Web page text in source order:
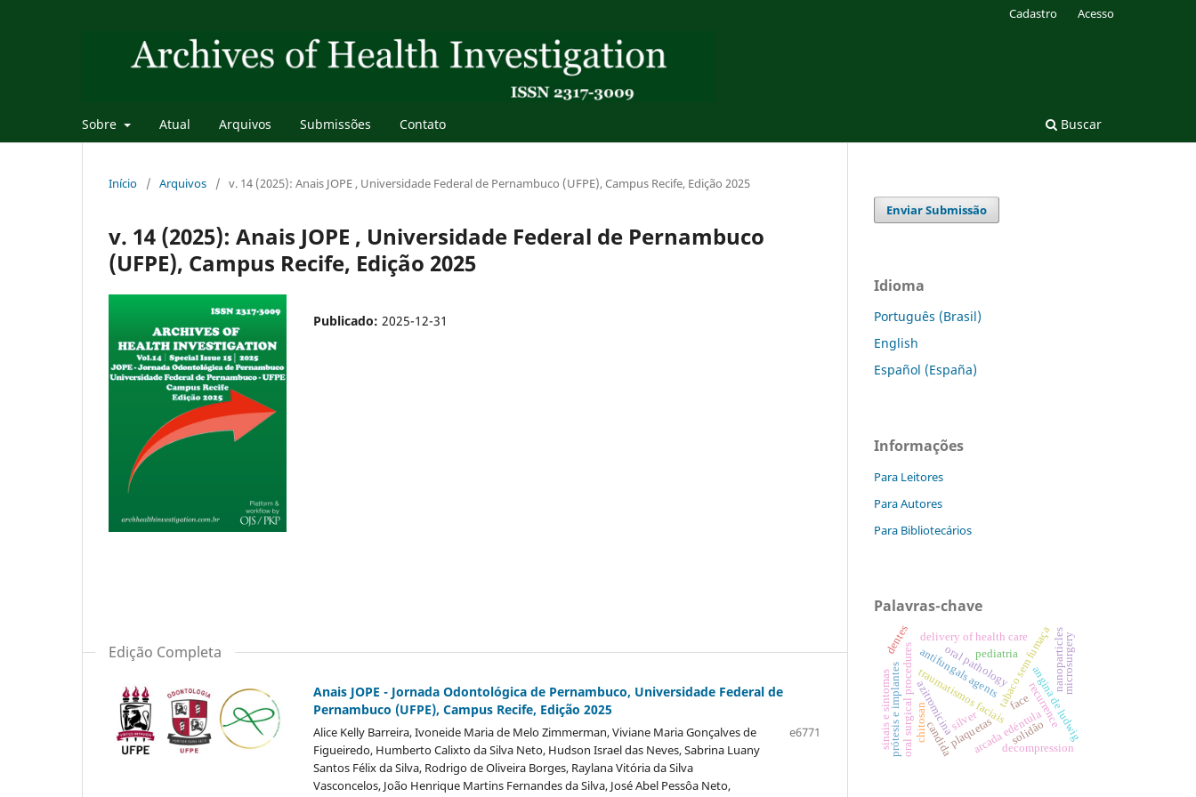
Sobre Atual Arquivos Submissões Contato Buscar
Cadastro Acesso
Início / Arquivos / v. 14 (2025): Anais JOPE , Universidade Federal de Pernambuco (UFPE), Campus Recife, Edição 2025
v. 14 (2025): Anais JOPE , Universidade Federal de Pernambuco
(UFPE), Campus Recife, Edição 2025
Publicado: 2025-12-31
Edição Completa
Anais JOPE - Jornada Odontológica de Pernambuco, Universidade Federal de
Pernambuco (UFPE), Campus Recife, Edição 2025
Alice Kelly Barreira, Ivoneide Maria de Melo Zimmerman, Viviane Maria Gonçalves de
Figueiredo, Humberto Calixto da Silva Neto, Hudson Israel das Neves, Sabrina Luany
Santos Félix da Silva, Rodrigo de Oliveira Borges, Raylana Vitória da Silva
Vasconcelos, João Henrique Martins Fernandes da Silva, José Abel Pessôa Neto,
e6771
Enviar Submissão
Idioma
Português (Brasil)
English
Español (España)
Informações
Para Leitores
Para Autores
Para Bibliotecários
Palavras-chave
traumatismos faciaistabaco sem fumaça
oral surgical procedures oral pathology
arcada edéntula
prótesis e implantes azitromicina
pediatria
recurrence
sinais e sintomas angina de ludwig
decompression
chitosan silver
nanoparticles
delivery of health care
antifungals agents
candidaplaquetas
microsurgery
face
solidão
dentes